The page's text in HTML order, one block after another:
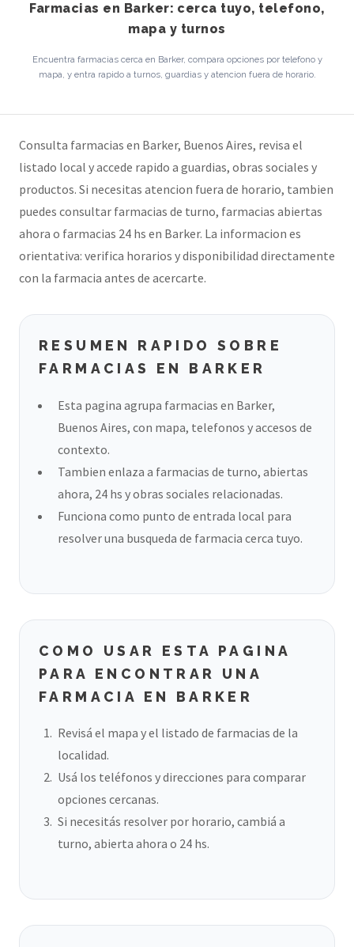
Farmacias en Barker: cerca tuyo, telefono,
mapa y turnos
Encuentra farmacias cerca en Barker, compara opciones por telefono y
mapa, y entra rapido a turnos, guardias y atencion fuera de horario.
Consulta farmacias en Barker, Buenos Aires, revisa el
listado local y accede rapido a guardias, obras sociales y
productos. Si necesitas atencion fuera de horario, tambien
puedes consultar farmacias de turno, farmacias abiertas
ahora o farmacias 24 hs en Barker. La informacion es
orientativa: verifica horarios y disponibilidad directamente
con la farmacia antes de acercarte.
RESUMEN RAPIDO SOBRE
FARMACIAS EN BARKER
Esta pagina agrupa farmacias en Barker,
Buenos Aires, con mapa, telefonos y accesos de
contexto.
Tambien enlaza a farmacias de turno, abiertas
ahora, 24 hs y obras sociales relacionadas.
Funciona como punto de entrada local para
resolver una busqueda de farmacia cerca tuyo.
COMO USAR ESTA PAGINA
PARA ENCONTRAR UNA
FARMACIA EN BARKER
Revisá el mapa y el listado de farmacias de la
localidad.
Usá los teléfonos y direcciones para comparar
opciones cercanas.
Si necesitás resolver por horario, cambiá a
turno, abierta ahora o 24 hs.